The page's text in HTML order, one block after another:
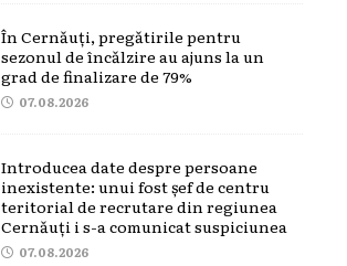
În Cernăuți, pregătirile pentru
sezonul de încălzire au ajuns la un
grad de finalizare de 79%
07.08.2026
Introducea date despre persoane
inexistente: unui fost șef de centru
teritorial de recrutare din regiunea
Cernăuți i s-a comunicat suspiciunea
07.08.2026